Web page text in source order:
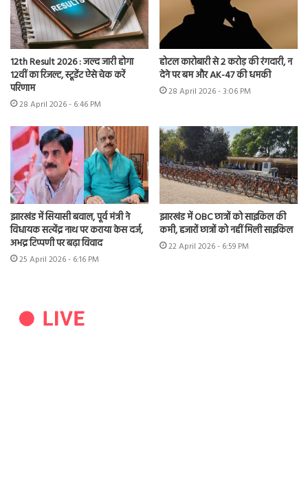
12th Result 2026 : जल्द जारी होगा
12वीं का रिजल्ट, स्टूडेंट ऐसे चेक करें
परिणाम
28 April 2026 - 6:46 PM
होटल कारोबारी से 2 करोड़ की रंगदारी, न
देने पर बम और AK-47 की धमकी
28 April 2026 - 3:06 PM
झारखंड में सियासी बवाल, पूर्व मंत्री ने
विधायक सत्येंद्र नाथ पर कराया केस दर्ज,
अभद्र टिप्पणी पर बढ़ा विवाद
25 April 2026 - 6:16 PM
झारखंड में OBC छात्रों को साइकिल की
कमी, हजारों छात्रों को नहीं मिली साइकिल
22 April 2026 - 6:59 PM